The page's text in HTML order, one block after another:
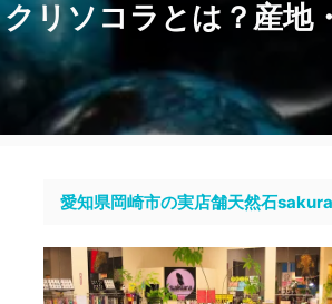
クリソコラとは？産地
愛知県岡崎市の実店舗天然石